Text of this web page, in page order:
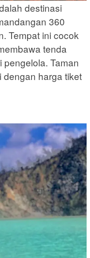
destinasi
360
Tempat ini cocok
tenda
Taman
dengan harga tiket